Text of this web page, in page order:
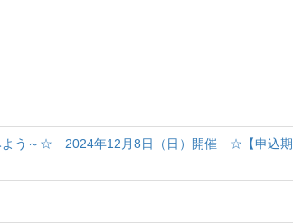
よう～☆ 2024年12月8日（日）開催 ☆【申込期